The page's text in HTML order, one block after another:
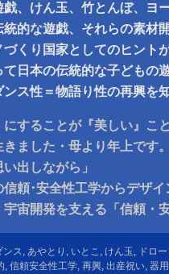
戯、けん玉、竹とんぼ、ヨ
統的な遊戯、それらの素材
づくり国家としてのヒント
て日本の伝統的な子どもの
ンス性＝物語り性の再興を
することが『美しい』こ
ました・母より年上です
出しながら」
頼･安全性工学からデザイ
宙開発を支える「信頼・
ンス, あやとり , いとこ , けん玉, ドロ
, 信頼安全性工学, 再興, 出産祝い, 器用